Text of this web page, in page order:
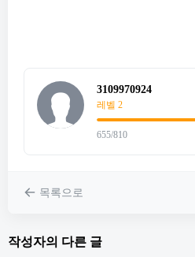
3109970924
레벨 2
655/810
목록으로
작성자의 다른 글